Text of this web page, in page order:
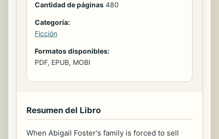
Cantidad de páginas 480
Categoría:
Ficción
Formatos disponibles:
PDF, EPUB, MOBI
Resumen del Libro
When Abigail Foster's family is forced to sell